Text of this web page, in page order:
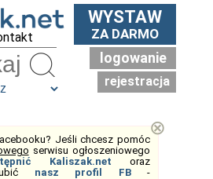
WYSTAW
ZA DARMO
logowanie
rejestracja
Jeśli chcesz pomóc
serwisu ogłoszeniowego
Kaliszak.net oraz
nasz profil FB-
⊗